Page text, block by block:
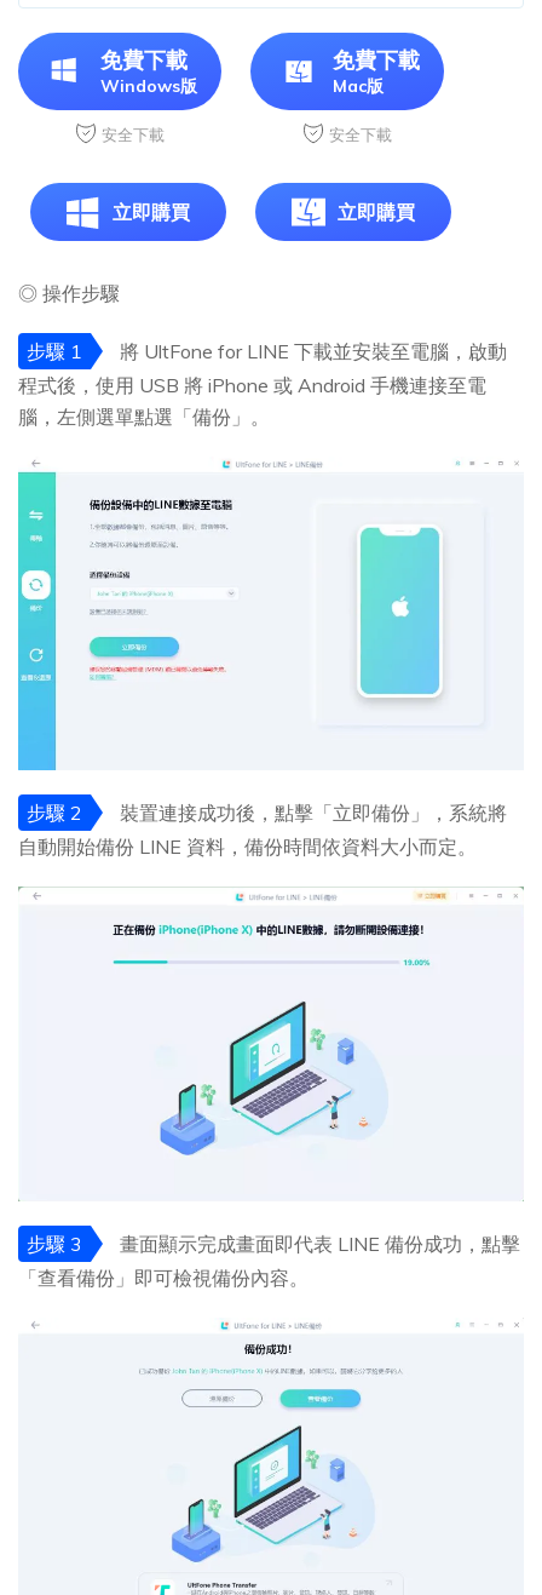
免費下載
Windows版
安全下載
免費下載
Mac版
安全下載
立即購買 立即購買
◎ 操作步驟
步驟 1
將 UltFone for LINE 下載並安裝至電腦，啟動
程式後，使用 USB 將 iPhone 或 Android 手機連接至電
腦，左側選單點選「備份」。
步驟 2
裝置連接成功後，點擊「立即備份」，系統將
自動開始備份 LINE 資料，備份時間依資料大小而定。
步驟 3
畫面顯示完成畫面即代表 LINE 備份成功，點擊
「查看備份」即可檢視備份內容。